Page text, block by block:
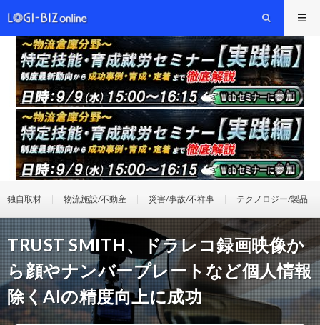
独自取材 物流施設/不動産 災害/事故/不祥事 テクノロジー/製品
TRUST SMITH、ドラレコ録画映像か
ら顔やナンバープレートなど個人情報
除くAIの精度向上に成功